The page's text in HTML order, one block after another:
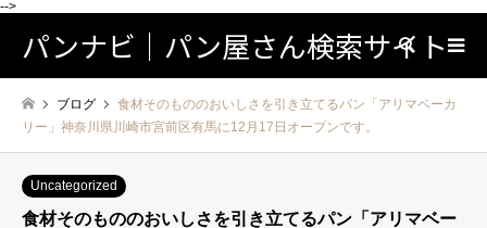
-->
パンナビ｜パン屋さん検索サイト検索
ブログ
食材そのもののおいしさを引き立てるパン「アリマベーカ
リー」神奈川県川崎市宮前区有馬に12月17日オープンです。
Uncategorized
食材そのもののおいしさを引き立てるパン「アリマベー